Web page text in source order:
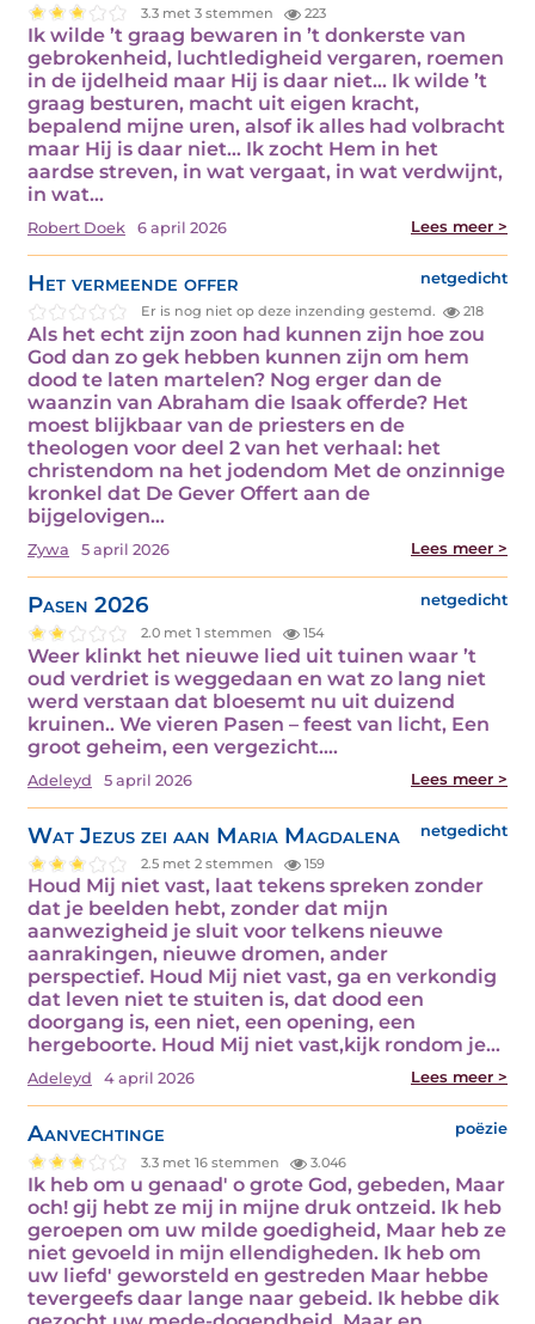
3.3 met 3 stemmen 223
Ik wilde ’t graag bewaren in ’t donkerste van
gebrokenheid, luchtledigheid vergaren, roemen
in de ijdelheid maar Hij is daar niet… Ik wilde ’t
graag besturen, macht uit eigen kracht,
bepalend mijne uren, alsof ik alles had volbracht
maar Hij is daar niet… Ik zocht Hem in het
aardse streven, in wat vergaat, in wat verdwijnt,
in wat…
Robert Doek 6 april 2026 Lees meer >
Het vermeende offer netgedicht
Er is nog niet op deze inzending gestemd. 218
Als het echt zijn zoon had kunnen zijn hoe zou
God dan zo gek hebben kunnen zijn om hem
dood te laten martelen? Nog erger dan de
waanzin van Abraham die Isaak offerde? Het
moest blijkbaar van de priesters en de
theologen voor deel 2 van het verhaal: het
christendom na het jodendom Met de onzinnige
kronkel dat De Gever Offert aan de
bijgelovigen…
Zywa 5 april 2026 Lees meer >
Pasen 2026 netgedicht
2.0 met 1 stemmen 154
Weer klinkt het nieuwe lied uit tuinen waar ’t
oud verdriet is weggedaan en wat zo lang niet
werd verstaan dat bloesemt nu uit duizend
kruinen.. We vieren Pasen – feest van licht, Een
groot geheim, een vergezicht.…
Adeleyd 5 april 2026 Lees meer >
Wat Jezus zei aan Maria Magdalena netgedicht
2.5 met 2 stemmen 159
Houd Mij niet vast, laat tekens spreken zonder
dat je beelden hebt, zonder dat mijn
aanwezigheid je sluit voor telkens nieuwe
aanrakingen, nieuwe dromen, ander
perspectief. Houd Mij niet vast, ga en verkondig
dat leven niet te stuiten is, dat dood een
doorgang is, een niet, een opening, een
hergeboorte. Houd Mij niet vast,kijk rondom je…
Adeleyd 4 april 2026 Lees meer >
Aanvechtinge poëzie
3.3 met 16 stemmen 3.046
Ik heb om u genaad' o grote God, gebeden, Maar
och! gij hebt ze mij in mijne druk ontzeid. Ik heb
geroepen om uw milde goedigheid, Maar heb ze
niet gevoeld in mijn ellendigheden. Ik heb om
uw liefd' geworsteld en gestreden Maar hebbe
tevergeefs daar lange naar gebeid. Ik hebbe dik